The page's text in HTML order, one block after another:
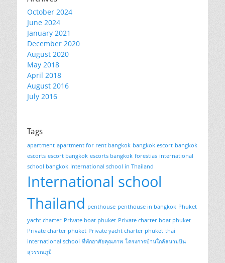
October 2024
June 2024
January 2021
December 2020
August 2020
May 2018
April 2018
August 2016
July 2016
Tags
apartment apartment for rent bangkok bangkok escort bangkok
escorts escort bangkok escorts bangkok forestias international
school bangkok International school in Thailand
International school
Thailand penthouse penthouse in bangkok Phuket
yacht charter Private boat phuket Private charter boat phuket
Private charter phuket Private yacht charter phuket thai
international school ที่พักอาศัยคุณภาพ โครงการบ้านใกล้สนามบิน
สุวรรณภูมิ